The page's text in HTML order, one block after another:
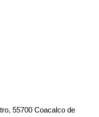
55700 Coacalco de